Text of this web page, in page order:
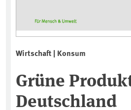
Wirtschaft | Konsum
Grüne
Deutschland